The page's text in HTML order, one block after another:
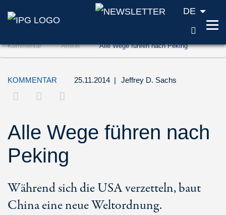
Zum Inhalt springen (Accesskey '1')
Zur Suche springen (Accesskey '2')
Zur Navigation springen (Accesskey '3')
DE
Kommentar Artikel Alle Wege führen nach Peking
KOMMENTAR 25.11.2014 | Jeffrey D. Sachs
Alle Wege führen nach
Peking
Während sich die USA verzetteln, baut
China eine neue Weltordnung.